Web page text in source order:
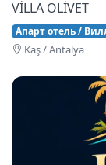
VİLLA OLİVET
Апарт отель /
Kaş / Antalya